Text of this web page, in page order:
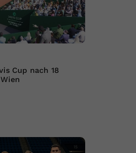
Cup nach 18